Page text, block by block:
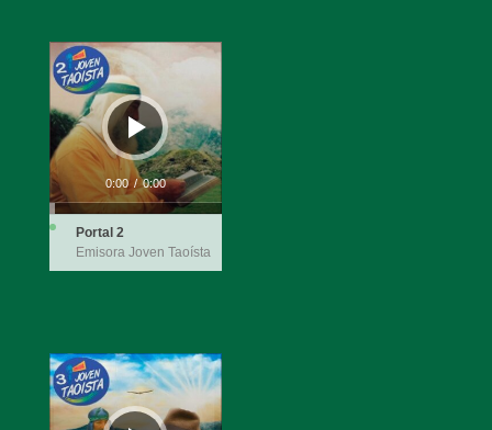
Reproductor
de
audio
0:00 / 0:00
Portal 2
Emisora Joven Taoísta
Reproductor
de
audio